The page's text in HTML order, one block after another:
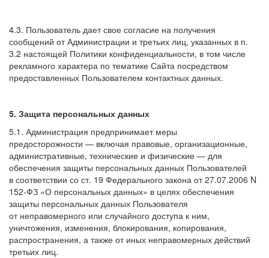
4.3. Пользователь дает свое согласие на получения
сообщений от Администрации и третьих лиц, указанных в п.
3.2 настоящей Политики конфиденциальности, в том числе
рекламного характера по тематике Сайта посредством
предоставленных Пользователем контактных данных.
5. Защита персональных данных
5.1. Администрация предпринимает меры
предосторожности — включая правовые, организационные,
административные, технические и физические — для
обеспечения защиты персональных данных Пользователей
в соответствии со ст. 19 Федерального закона от 27.07.2006 N
152-ФЗ «О персональных данных» в целях обеспечения
защиты персональных данных Пользователя
от неправомерного или случайного доступа к ним,
уничтожения, изменения, блокирования, копирования,
распространения, а также от иных неправомерных действий
третьих лиц.